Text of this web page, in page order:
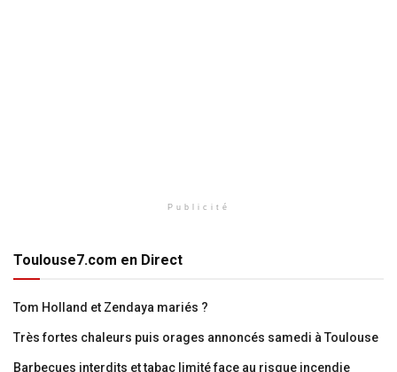
Publicité
Toulouse7.com en Direct
Tom Holland et Zendaya mariés ?
Très fortes chaleurs puis orages annoncés samedi à Toulouse
Barbecues interdits et tabac limité face au risque incendie